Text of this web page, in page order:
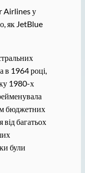
Airlines у
як JetBlue
в 1964 році,
1980-х
бюджетних
від багатьох
були